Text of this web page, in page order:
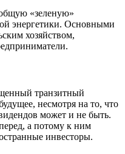
«зеленую»
энергетики. Основными
хозяйством,
транзитный
несмотря на то, что
может и не быть.
а потому к ним
инвесторы.